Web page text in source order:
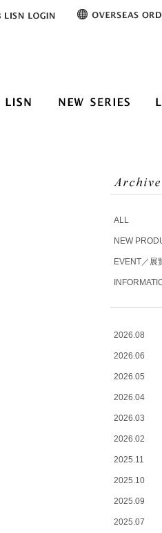
ALL
NEW
EVENT／展
2026.08
2026.06
2026.05
2026.04
2026.03
2026.02
2025.11
2025.10
2025.09
2025.07